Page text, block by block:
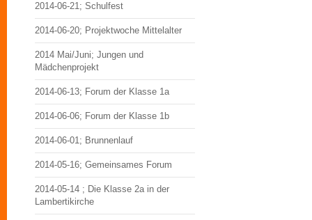
2014-06-21; Schulfest
2014-06-20; Projektwoche Mittelalter
2014 Mai/Juni; Jungen und
Mädchenprojekt
2014-06-13; Forum der Klasse 1a
2014-06-06; Forum der Klasse 1b
2014-06-01; Brunnenlauf
2014-05-16; Gemeinsames Forum
2014-05-14 ; Die Klasse 2a in der
Lambertikirche